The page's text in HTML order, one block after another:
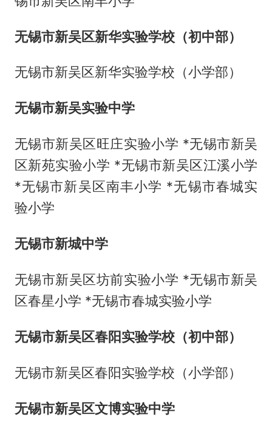
无锡市新吴区新华实验学校（初中部）
无锡市新吴区新华实验学校（小学部）
无锡市新吴实验中学
无锡市新吴区旺庄实验小学 *无锡市新吴
区新苑实验小学 *无锡市新吴区江溪小学
*无锡市新吴区南丰小学 *无锡市春城实
验小学
无锡市新城中学
无锡市新吴区坊前实验小学 *无锡市新吴
区春星小学 *无锡市春城实验小学
无锡市新吴区春阳实验学校（初中部）
无锡市新吴区春阳实验学校（小学部）
无锡市新吴区文博实验中学